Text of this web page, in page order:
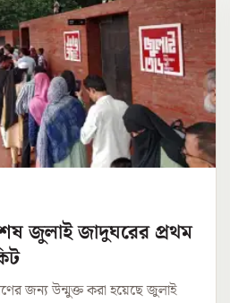
জুলাই জাদুঘরের প্রথম
জন্য উন্মুক্ত করা হয়েছে জুলাই